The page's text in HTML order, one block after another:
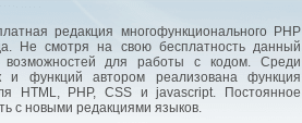
редакция многофункционального PHP
Не смотря на свою бесплатность данный
возможностей для работы с кодом. Среди
и функций автором реализована функция
HTML, PHP, CSS и jаvascript. Постоянное
с новыми редакциями языков.